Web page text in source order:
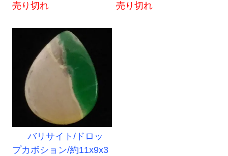
売り切れ
売り切れ
バリサイト/ドロッ
プカボション/約11x9x3